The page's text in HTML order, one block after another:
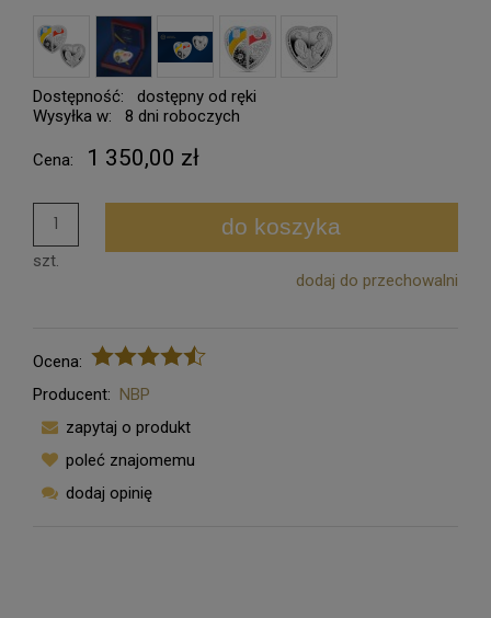
Dostępność:
dostępny od ręki
Wysyłka w:
8 dni roboczych
Cena: 1 350,00 zł
szt.
do koszyka
dodaj do przechowalni
Ocena:
Producent:
NBP
zapytaj o produkt
poleć znajomemu
dodaj opinię